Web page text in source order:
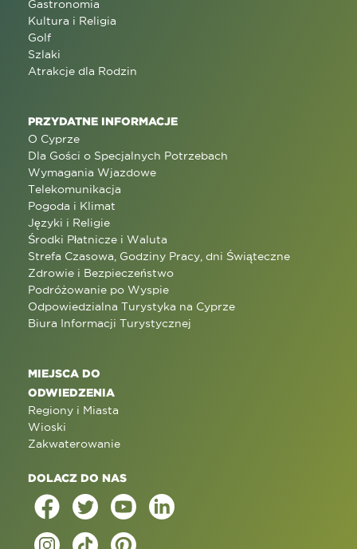
Gastronomia
Kultura i Religia
Golf
Szlaki
Atrakcje dla Rodzin
PRZYDATNE INFORMACJE
O Cyprze
Dla Gości o Specjalnych Potrzebach
Wymagania Wjazdowe
Telekomunikacja
Pogoda i Klimat
Języki i Religie
Środki Płatnicze i Waluta
Strefa Czasowa, Godziny Pracy, dni Świąteczne
Zdrowie i Bezpieczeństwo
Podróżowanie po Wyspie
Odpowiedzialna Turystyka na Cyprze
Biura Informacji Turystycznej
MIEJSCA DO
ODWIEDZENIA
Regiony i Miasta
Wioski
Zakwaterowanie
DOLACZ DO NAS